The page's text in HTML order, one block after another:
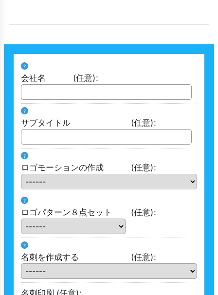
?
会社名 (任意):
?
サブタイトル (任意):
?
ロゴモーションの作成 (任意):
?
ロゴパターン８点セット (任意):
?
名刺を作成する (任意):